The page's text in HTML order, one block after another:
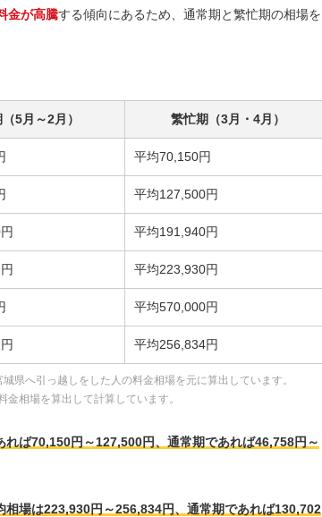
金が高騰する傾向にあるため、通常期と繁忙期の相場を
5月～2月） 繁忙期（3月・4月）
平均70,150円
平均127,500円
平均191,940円
平均223,930円
平均570,000円
平均256,834円
県へ引っ越しをした人の料金相場を元に算出しています。
相場を算出して計算しています。
ば70,150円～127,500円、通常期であれば46,758円～
相場は223,930円～256,834円、通常期であれば130,702